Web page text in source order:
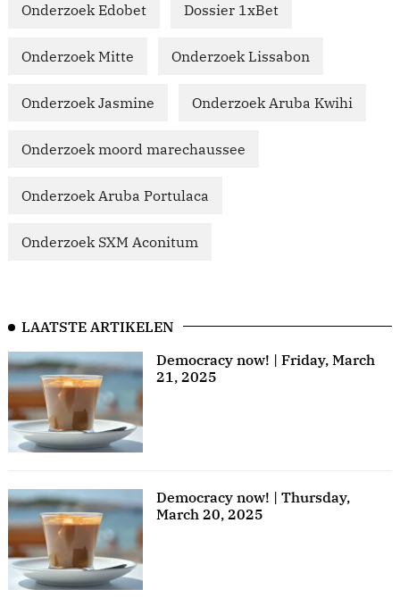
Onderzoek Edobet Dossier 1xBet
Onderzoek Mitte Onderzoek Lissabon
Onderzoek Jasmine Onderzoek Aruba Kwihi
Onderzoek moord marechaussee
Onderzoek Aruba Portulaca
Onderzoek SXM Aconitum
LAATSTE ARTIKELEN
Democracy now! | Friday, March
21, 2025
Democracy now! | Thursday,
March 20, 2025